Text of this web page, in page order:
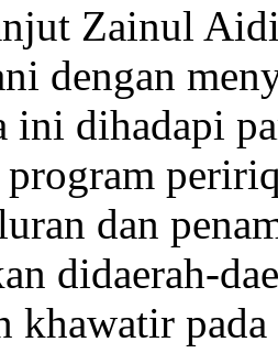
Zainul
dengan
ini dihadapi
dan
didaerah-
khawatir